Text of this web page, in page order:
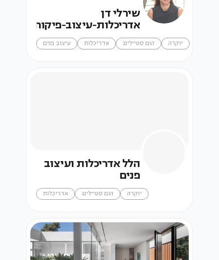
שירלי דן
אדריכלות-עיצוב-פיקוח
יוקרה הום סטיילינג אדריכלות עיצוב פנים
הלל אדריכלות ועיצוב
פנים
יוקרה הום סטיילינג אדריכלות